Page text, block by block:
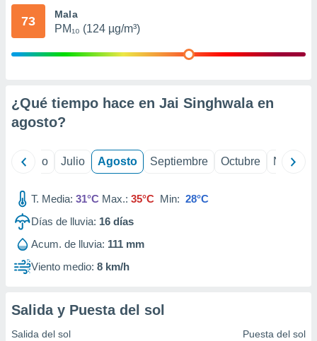
e
publicidad
1199
73 Mala
PM₁₀ (124 µg/m³)
¿Qué tiempo hace en Jai Singhwala en
agosto?
Junio Julio Agosto Septiembre Octubre
T. Media: 31°C Max.: 35°C Min: 28°C
Días de lluvia: 16 días
Acum. de lluvia: 111 mm
Viento medio: 8 km/h
Salida y Puesta del sol
Salida del sol Puesta del sol